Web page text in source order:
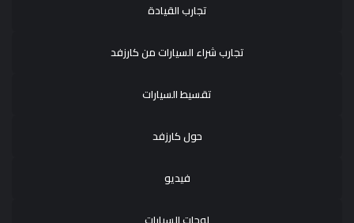
تجارب القيادة
تجارب شراء السيارات من كارزفد
تقسيط السيارات
حول كارزفد
فيديو